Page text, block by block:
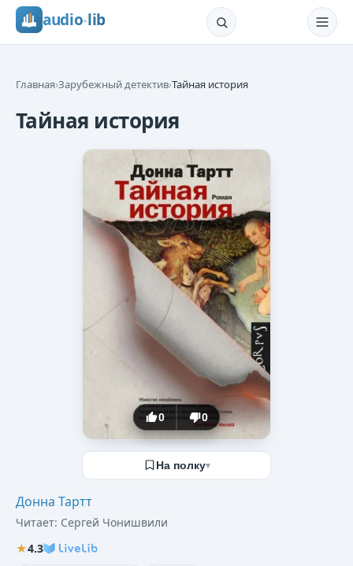
audio-lib
Главная›Зарубежный детектив›Тайная история
Тайная история
0 0
На полку▾
Донна Тартт
Читает: Сергей Чонишвили
★4.3